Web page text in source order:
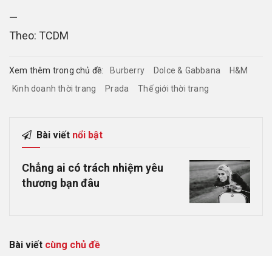
—
Theo: TCDM
Xem thêm trong chủ đề: Burberry Dolce & Gabbana
H&M
Kinh doanh thời trang
Prada Thế giới thời trang
Bài viết nổi bật
Chẳng ai có trách nhiệm yêu
thương bạn đâu
Bài viết cùng chủ đề